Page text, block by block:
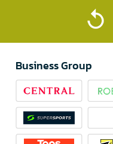
Business Group